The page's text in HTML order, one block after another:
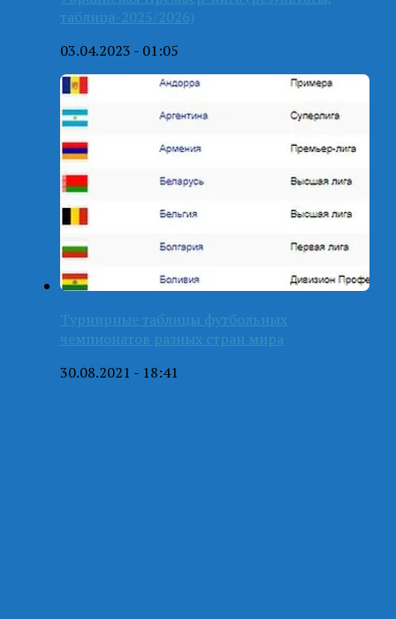
таблица-2025/2026)
03.04.2023 - 01:05
Турнирные таблицы футбольных
чемпионатов разных стран мира
30.08.2021 - 18:41